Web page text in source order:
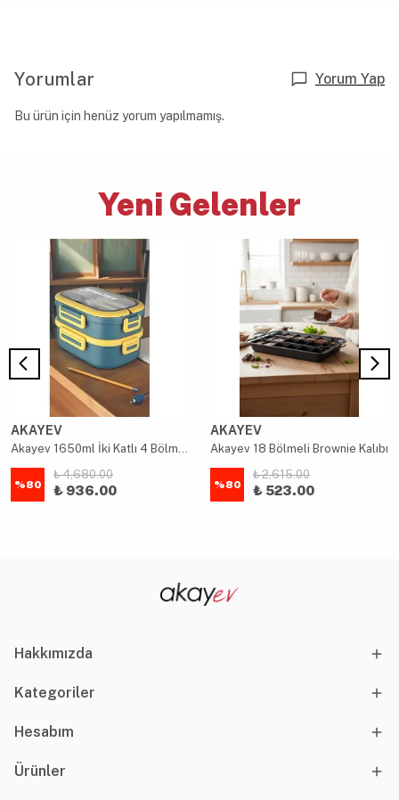
Yorumlar Yorum Yap
Bu ürün için henüz yorum yapılmamış.
Yeni Gelenler
AKAYEV
Akayev 1650ml İki Katlı 4 Bölmeli Çelik Yemek Kabı Mavi
%80
₺ 4,680.00
₺ 936.00
AKAYEV
Akayev 18 Bölmeli Brownie Kalıbı
%80
₺ 2,615.00
₺ 523.00
Hakkımızda
Kategoriler
Hesabım
Ürünler